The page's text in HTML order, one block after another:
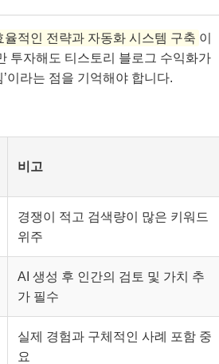
율적인 전략과 자동화 시스템 구축 이
투자해도 티스토리 블로그 수익화가
이라는 점을 기억해야 합니다.
비고
경쟁이 적고 검색량이 많은 키워드
위주
AI 생성 후 인간의 검토 및 가치 추
가 필수
실제 경험과 구체적인 사례 포함 중
요